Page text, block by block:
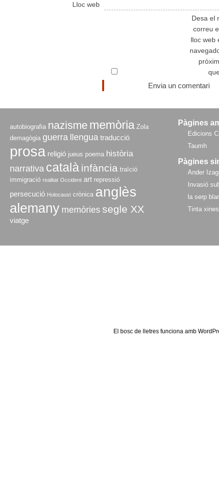
Lloc web
Desa el
correu
lloc web
autobiografia nazisme memòria Zola
demagògia guerra llengua traducció
prosa religió jueus poema història
narrativa català infància traïció
immigració realitat Occident art repressió
persecució Holocaust crònica anglès
alemany memòries segle XX
viatge
Pàgines
Edicions
Taumh
Pàgines
Ander
Invasió
la serp
Tinta
El bosc de lletres funciona amb